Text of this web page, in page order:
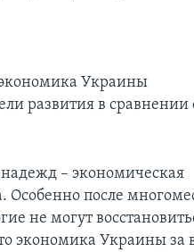
Украины
развития в сравнении
надежд – экономическая
Особенно после
не могут
экономика Украины за